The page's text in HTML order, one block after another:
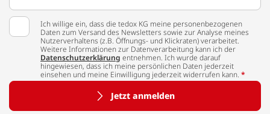
Ich willige ein, dass die tedox KG meine personenbezogenen
Daten zum Versand des Newsletters sowie zur Analyse meines
Nutzerverhaltens (z.B. Öffnungs- und Klickraten) verarbeitet.
Weitere Informationen zur Datenverarbeitung kann ich der
Datenschutzerklärung entnehmen. Ich wurde darauf
hingewiesen, dass ich meine persönlichen Daten jederzeit
einsehen und meine Einwilligung jederzeit widerrufen kann. *
Jetzt anmelden